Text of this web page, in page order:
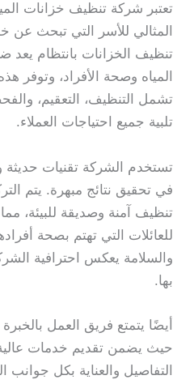
تعتبر شركة تنظيف خزانات
المثالي للأسر التي تبحث عن
تنظيف الخزانات بانتظام
المياه وصحة الأفراد، وتوفر
تشمل التنظيف، التعقيم،
تلبية جميع احتياجات العملاء.
تستخدم الشركة تقنيات
في تحقيق نتائج مبهرة. يتم
تنظيف آمنة وصديقة للبيئة،
للعائلات التي تهتم بصحة
والسلامة يعكس احترافية
بها.
أيضًا يتمتع فريق العمل
حيث يضمن تقديم خدمات عالية
التفاصيل والعناية بكل